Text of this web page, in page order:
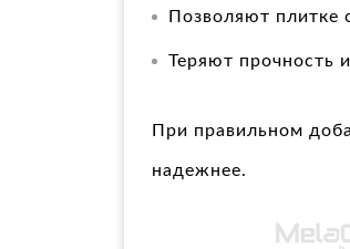
Позволяют плитке
Теряют прочность
При правильном
надежнее.